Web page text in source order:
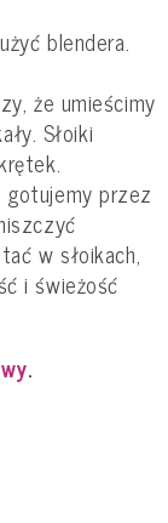
blendera.
że umieścimy
Słoiki
przez
w słoikach,
i świeżość
.